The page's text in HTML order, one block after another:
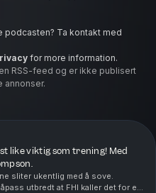
podcasten? Ta kontakt med
for more information.
RSS-feed og er ikke publisert
annonser.
like viktig som trening! Med
sliter ukentlig med å sove.
utbredt at FHI kaller det for et